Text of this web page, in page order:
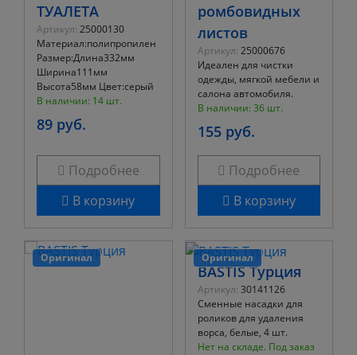
ТУАЛЕТА
Артикул: 25000130
Материал:полипропилен
Размер:Длина332мм
Ширина111мм
Высота58мм Цвет:серый
В наличии: 14 шт.
89 руб.
Подробнее
В корзину
ромбовидных
листов
Артикул: 25000676
Идеален для чистки
одежды, мягкой мебели и
салона автомобиля.
В наличии: 36 шт.
155 руб.
Подробнее
В корзину
Оригинал Оригинал
BASTIS Турция
Артикул: 30141126
Сменные насадки для
роликов для удаления
ворса, белые, 4 шт.
Нет на складе. Под заказ